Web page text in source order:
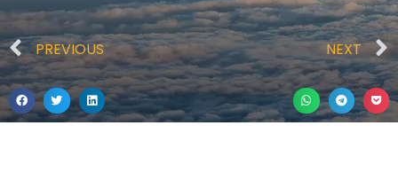
PREVIOUS NEXT